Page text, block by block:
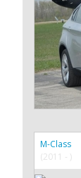
M-Class
(2011 - )